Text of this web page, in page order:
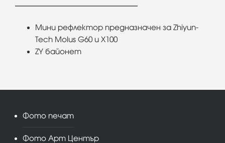
Мини рефлектор предназначен за Zhiyun-
Tech Molus G60 и X100
ZY байонет
Фото печат
Фото Арт Център